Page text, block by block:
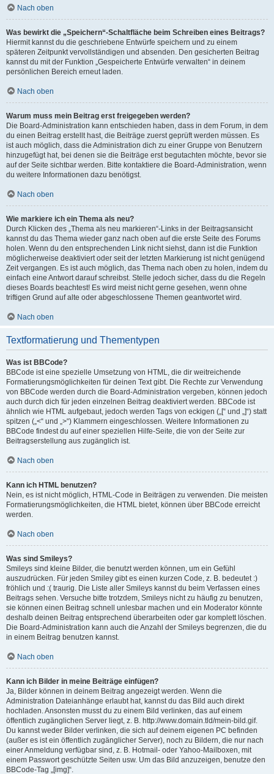
Nach oben
Was bewirkt die „Speichern“-Schaltfläche beim Schreiben eines Beitrags?
Hiermit kannst du die geschriebene Entwürfe speichern und zu einem
späteren Zeitpunkt vervollständigen und absenden. Den gesicherten Beitrag
kannst du mit der Funktion „Gespeicherte Entwürfe verwalten“ in deinem
persönlichen Bereich erneut laden.
Nach oben
Warum muss mein Beitrag erst freigegeben werden?
Die Board-Administration kann entschieden haben, dass in dem Forum, in dem
du einen Beitrag erstellt hast, die Beiträge zuerst geprüft werden müssen. Es
ist auch möglich, dass die Administration dich zu einer Gruppe von Benutzern
hinzugefügt hat, bei denen sie die Beiträge erst begutachten möchte, bevor sie
auf der Seite sichtbar werden. Bitte kontaktiere die Board-Administration, wenn
du weitere Informationen dazu benötigst.
Nach oben
Wie markiere ich ein Thema als neu?
Durch Klicken des „Thema als neu markieren“-Links in der Beitragsansicht
kannst du das Thema wieder ganz nach oben auf die erste Seite des Forums
holen. Wenn du den entsprechenden Link nicht siehst, dann ist die Funktion
möglicherweise deaktiviert oder seit der letzten Markierung ist nicht genügend
Zeit vergangen. Es ist auch möglich, das Thema nach oben zu holen, indem du
einfach eine Antwort darauf schreibst. Stelle jedoch sicher, dass du die Regeln
dieses Boards beachtest! Es wird meist nicht gerne gesehen, wenn ohne
triftigen Grund auf alte oder abgeschlossene Themen geantwortet wird.
Nach oben
Textformatierung und Thementypen
Was ist BBCode?
BBCode ist eine spezielle Umsetzung von HTML, die dir weitreichende
Formatierungsmöglichkeiten für deinen Text gibt. Die Rechte zur Verwendung
von BBCode werden durch die Board-Administration vergeben, können jedoch
auch durch dich für jeden einzelnen Beitrag deaktiviert werden. BBCode ist
ähnlich wie HTML aufgebaut, jedoch werden Tags von eckigen („[“ und „]“) statt
spitzen („<“ und „>“) Klammern eingeschlossen. Weitere Informationen zu
BBCode findest du auf einer speziellen Hilfe-Seite, die von der Seite zur
Beitragserstellung aus zugänglich ist.
Nach oben
Kann ich HTML benutzen?
Nein, es ist nicht möglich, HTML-Code in Beiträgen zu verwenden. Die meisten
Formatierungsmöglichkeiten, die HTML bietet, können über BBCode erreicht
werden.
Nach oben
Was sind Smileys?
Smileys sind kleine Bilder, die benutzt werden können, um ein Gefühl
auszudrücken. Für jeden Smiley gibt es einen kurzen Code, z. B. bedeutet :)
fröhlich und :( traurig. Die Liste aller Smileys kannst du beim Verfassen eines
Beitrags sehen. Versuche bitte trotzdem, Smileys nicht zu häufig zu benutzen,
sie können einen Beitrag schnell unlesbar machen und ein Moderator könnte
deshalb deinen Beitrag entsprechend überarbeiten oder gar komplett löschen.
Die Board-Administration kann auch die Anzahl der Smileys begrenzen, die du
in einem Beitrag benutzen kannst.
Nach oben
Kann ich Bilder in meine Beiträge einfügen?
Ja, Bilder können in deinem Beitrag angezeigt werden. Wenn die
Administration Dateianhänge erlaubt hat, kannst du das Bild auch direkt
hochladen. Ansonsten musst du zu einem Bild verlinken, das auf einem
öffentlich zugänglichen Server liegt, z. B. http://www.domain.tld/mein-bild.gif.
Du kannst weder Bilder verlinken, die sich auf deinem eigenen PC befinden
(außer es ist ein öffentlich zugänglicher Server), noch zu Bildern, die nur nach
einer Anmeldung verfügbar sind, z. B. Hotmail- oder Yahoo-Mailboxen, mit
einem Passwort geschützte Seiten usw. Um das Bild anzuzeigen, benutze den
BBCode-Tag „[img]“.